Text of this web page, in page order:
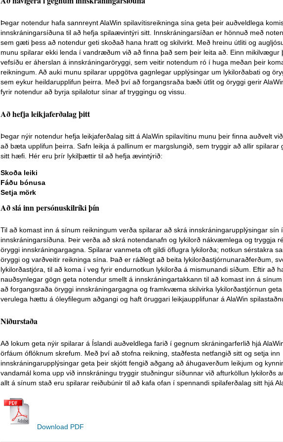
Þegar notendur hafa sannreynt AlaWin spilavítisreikninga sína geta þeir auðveldlega
innskráningarsíðuna til að hefja spilaævintýri sitt. Innskráningarsíðan er hönnuð með
sem gæti þess að notendur geti skoðað hana hratt og skilvirkt. Með hreinu útliti og
munu spilarar ekki lenda í vandræðum við að finna það sem þeir leita að. Einn mikilvægur
vefsíðu er áherslan á innskráningaröryggi, sem veitir notendum ró í huga meðan þeir
reikningum. Að auki munu spilarar uppgötva gagnlegar upplýsingar um lykilorðabati og
sem eykur heildarupplifun þeirra. Með því að forgangsraða bæði útlit og öryggi gerir
fyrir notendur að byrja spilalotur sínar af tryggingu og vissu.
Að hefja leikjaferðalag þitt
Þegar nýir notendur hefja leikjaferðalag sitt á AlaWin spilavítinu munu þeir finna auðvelt
að bæta upplifun þeirra. Safn leikja á pallinum er margslungið, sem tryggir að allir spilarar
sitt hæfi. Hér eru þrír lykilþættir til að hefja ævintýrið:
Skoða leiki
Fáðu bónusa
Setja mörk
Að slá inn persónuskilríki þín
Til að komast inn á sínum reikningum verða spilarar að skrá innskráningarupplýsingar sín
innskráningarsíðuna. Þeir verða að skrá notendanafn og lykilorð nákvæmlega og tryggja
öryggi innskráningargagna. Spilarar vanmeta oft gildi öflugra lykilorða; notkun sérstakra
öryggi og varðveitir reikninga sína. Það er ráðlegt að beita lykilorðastjórnunaraðferðum,
lykilorðastjóra, til að koma í veg fyrir endurnotkun lykilorða á mismunandi síðum. Eftir að
nauðsynlegar gögn geta notendur smellt á innskráningartakkann til að komast inn á
að forgangsraða öryggi innskráningargagna og framkvæma skilvirka lykilorðastjórnun
verulega hættu á óleyfilegum aðgangi og haft öruggari leikjaupplifunar á AlaWin
Niðurstaða
Að lokum geta nýir spilarar á Íslandi auðveldlega farið í gegnum skráningarferlið hjá
örfáum óflóknum skrefum. Með því að stofna reikning, staðfesta netfangið sitt og setja inn
innskráningarupplýsingar geta þeir skjótt fengið aðgang að áhugaverðum leikjum og
vandamál koma upp við innskráningu tryggir stuðningur síðunnar við afturköllun lykilorðs
allt á sínum stað eru spilarar reiðubúnir til að kafa ofan í spennandi spilaferðalag sitt hjá
Download PDF